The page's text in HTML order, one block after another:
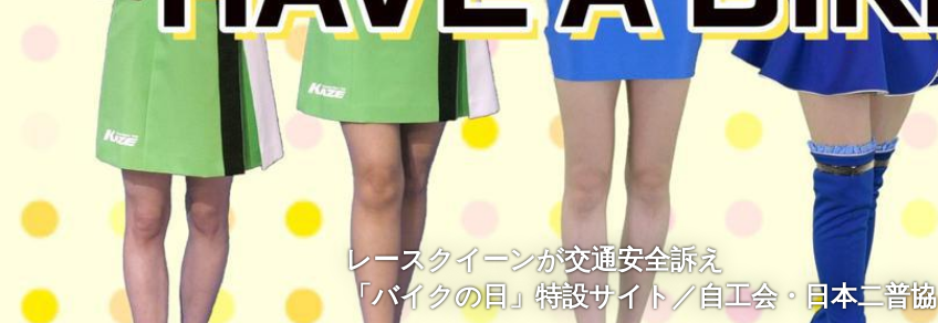
レースクイーンが交通安全訴え
「バイクの日」特設サイト／自工会・日本二普協